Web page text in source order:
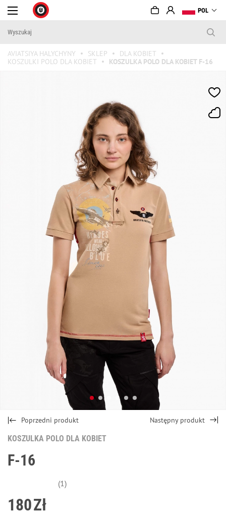
POL
AVIATSIYA HALYCHYNY SKLEP
DLA KOBIET
KOSZULKI POLO DLA KOBIET
KOSZULKA POLO DLA KOBIET F-16
Poprzedni produkt Następny produkt
KOSZULKA POLO DLA KOBIET
F-16
(1)
180Zł